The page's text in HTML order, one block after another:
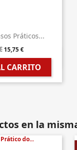
Práticos...
15,75 €
CARRITO
rápida
en la